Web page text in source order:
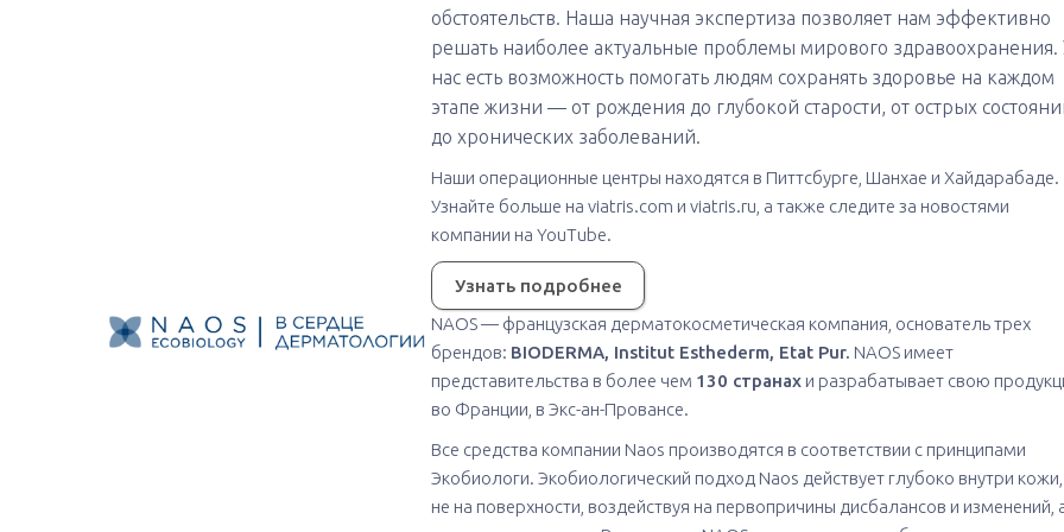
обстоятельств. Наша научная экспертиза позволяет нам эффективно
решать наиболее актуальные проблемы мирового здравоохранения.
нас есть возможность помогать людям сохранять здоровье на каждом
этапе жизни — от рождения до глубокой старости, от острых
до хронических заболеваний.
Наши операционные центры находятся в Питтсбурге, Шанхае и Хайдарабаде.
Узнайте больше на viatris.com и viatris.ru, а также следите за новостями
компании на YouTube.
Узнать подробнее
NAOS — французская дерматокосметическая компания, основатель трех
брендов: BIODERMA, Institut Esthederm, Etat Pur. NAOS имеет
представительства в более чем 130 странах и разрабатывает свою
во Франции, в Экс-ан-Провансе.
Все средства компании Naos производятся в соответствии с принципами
Экобиологи. Экобиологический подход Naos действует глубоко внутри кожи,
не на поверхности, воздействуя на первопричины дисбалансов и изменений,